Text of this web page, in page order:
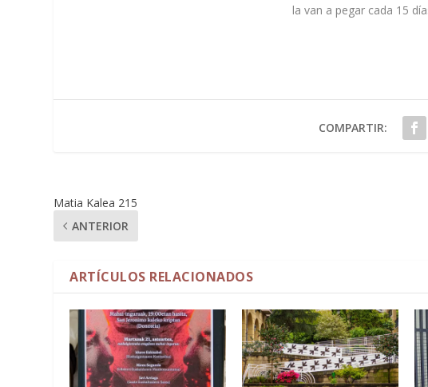
la van a pegar cada 15
COMPARTIR:
Matia Kalea 215
ANTERIOR
ARTÍCULOS RELACIONADOS